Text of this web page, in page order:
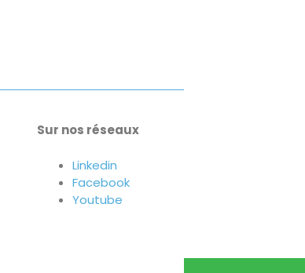
Sur nos réseaux
Linkedin
Facebook
Youtube